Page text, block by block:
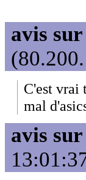
avis sur
C'est vrai
mal
avis sur